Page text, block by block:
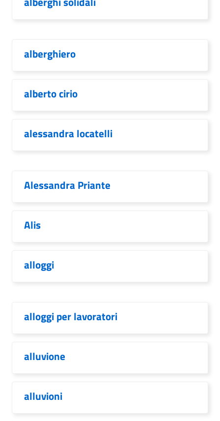
alberghiero
alberto cirio
alessandra locatelli
Alessandra Priante
Alis
alloggi
alloggi per lavoratori
alluvione
alluvioni